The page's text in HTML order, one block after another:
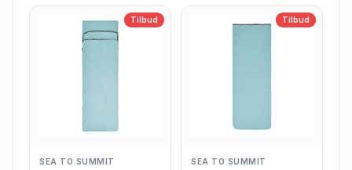
Tilbud
SEA TO SUMMIT
Tilbud
SEA TO SUMMIT